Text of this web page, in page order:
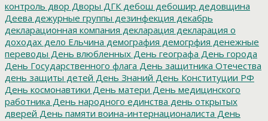
контроль двор Дворы ДГК дебош дебошир дедовщина
Деева дежурные группы дезинфекция декабрь
декларационная компания декларация декларация о
доходах дело Ельчина демография демогрфия денежные
переводы День влюбленных День географа День города
День Государственного флага День защитника Отечества
день защиты детей День Знаний День Конституции РФ
День космонавтики День матери День медицинского
работника День народного единства день открытых
дверей День памяти воина-интернационалиста День